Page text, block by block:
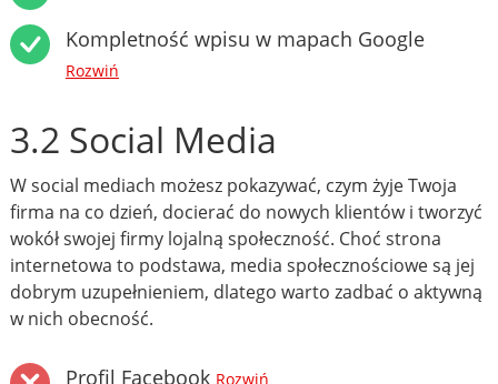
Kompletność wpisu w mapach Google
Rozwiń
3.2 Social Media
W social mediach możesz pokazywać, czym żyje Twoja
firma na co dzień, docierać do nowych klientów i tworzyć
wokół swojej firmy lojalną społeczność. Choć strona
internetowa to podstawa, media społecznościowe są jej
dobrym uzupełnieniem, dlatego warto zadbać o aktywną
w nich obecność.
Profil Facebook